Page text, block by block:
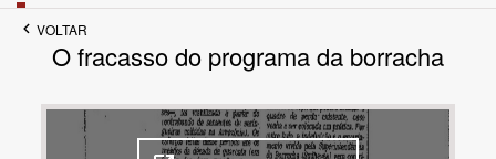
Até
Povo Indígena
VOLTAR
O fracasso do programa da borracha